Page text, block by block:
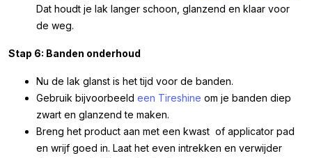
Dat houdt je lak langer schoon, glanzend en klaar voor
de weg.
Stap 6: Banden onderhoud
Nu de lak glanst is het tijd voor de banden.
Gebruik bijvoorbeeld een Tireshine om je banden diep
zwart en glanzend te maken.
Breng het product aan met een kwast of applicator pad
en wrijf goed in. Laat het even intrekken en verwijder